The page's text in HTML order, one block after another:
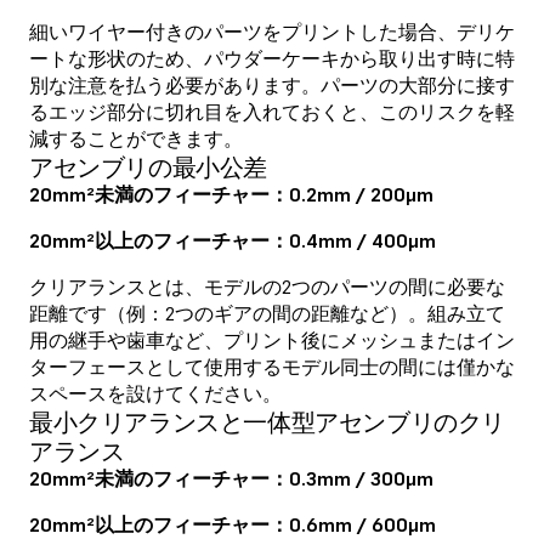
細いワイヤー付きのパーツをプリントした場合、デリケ
ートな形状のため、パウダーケーキから取り出す時に特
別な注意を払う必要があります。パーツの大部分に接す
るエッジ部分に切れ目を入れておくと、このリスクを軽
減することができます。
アセンブリの最小公差
20mm²未満のフィーチャー：0.2mm / 200μm
20mm²以上のフィーチャー：0.4mm / 400μm
クリアランスとは、モデルの2つのパーツの間に必要な
距離です（例：2つのギアの間の距離など）。組み立て
用の継手や歯車など、プリント後にメッシュまたはイン
ターフェースとして使用するモデル同士の間には僅かな
スペースを設けてください。
最小クリアランスと一体型アセンブリのクリ
アランス
20mm²未満のフィーチャー：0.3mm / 300μm
20mm²以上のフィーチャー：0.6mm / 600μm